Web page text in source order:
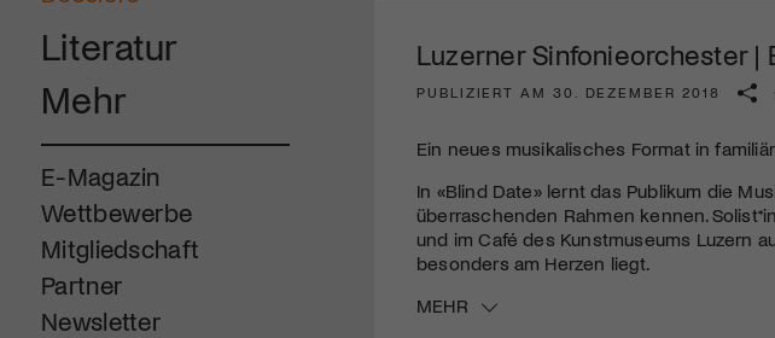
Literatur
Mehr
E-Magazin
Wettbewerbe
Mitgliedschaft
Partner
Newsletter
Luzerner Sinfonieorchester |
PUBLIZIERT AM 30. DEZEMBER 2018
Ein neues musikalisches Format in
In «Blind Date» lernt das Publikum die
überraschenden Rahmen kennen.
und im Café des Kunstmuseums Luzern
besonders am Herzen liegt.
MEHR
Jetzt Mitglied werden